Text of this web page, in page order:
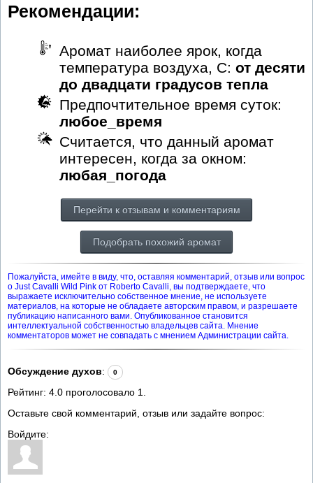
Рекомендации:
Аромат наиболее ярок, когда
температура воздуха, С: от десяти
до двадцати градусов тепла
Предпочтительное время суток:
любое_время
Считается, что данный аромат
интересен, когда за окном:
любая_погода
Перейти к отзывам и комментариям
Подобрать похожий аромат
Пожалуйста, имейте в виду, что, оставляя комментарий, отзыв или вопрос
о Just Cavalli Wild Pink от Roberto Cavalli, вы подтверждаете, что
выражаете исключительно собственное мнение, не используете
материалов, на которые не обладаете авторским правом, и разрешаете
публикацию написанного вами. Опубликованное становится
интеллектуальной собственностью владельцев сайта. Мнение
комментаторов может не совпадать с мнением Администрации сайта.
Обсуждение духов: 0
Рейтинг: 4.0 проголосовало 1
Оставьте свой комментарий, отзыв или задайте вопрос:
Войдите: